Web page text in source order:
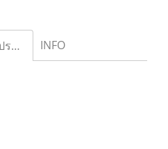
BAG-A-08 กระเป๋าอเนกประสงค์ INFO